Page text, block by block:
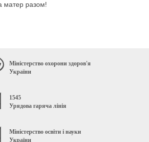
матер разом!
Міністерство охорони здоров'я
України
1545
Урядова гаряча лінія
Міністерство освіти і науки
України